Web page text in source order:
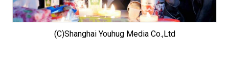
(C)Shanghai Youhug Media Co.,Ltd